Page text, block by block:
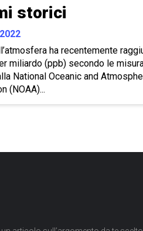
storici
ha recentemente
miliardo (ppb) secondo le
National Oceanic and
(NOAA)...